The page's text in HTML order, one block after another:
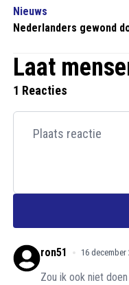
Nieuws
Nederlanders gewond
Laat
1 Reacties
ron51 16 december
Zou ik ook niet